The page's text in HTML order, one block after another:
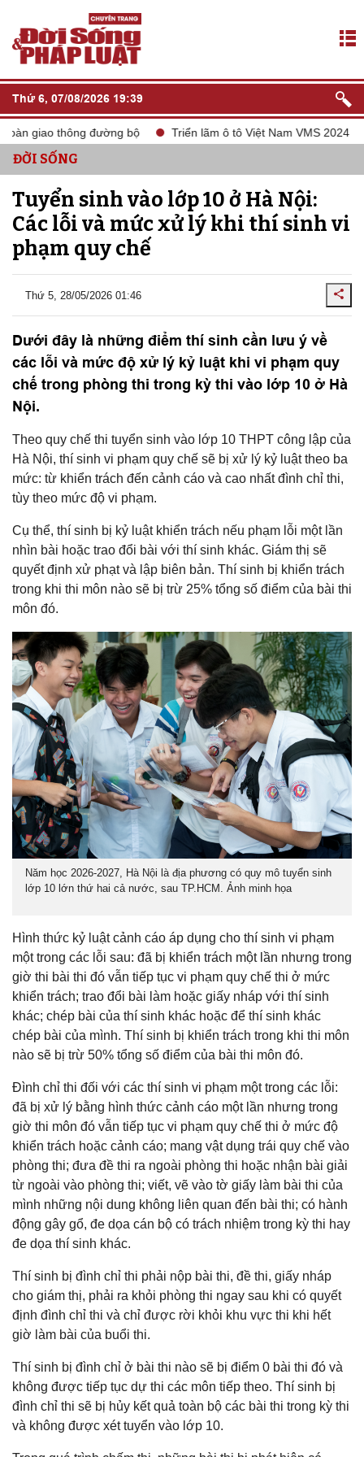
Thứ 6, 07/08/2026 19:39
giao thông đường bộ Triển lãm ô tô Việt Nam VMS 2024
ĐỜI SỐNG
Tuyển sinh vào lớp 10 ở Hà Nội:
Các lỗi và mức xử lý khi thí sinh vi
phạm quy chế
Thứ 5, 28/05/2026 01:46
Dưới đây là những điểm thí sinh cần lưu ý về
các lỗi và mức độ xử lý kỷ luật khi vi phạm quy
chế trong phòng thi trong kỳ thi vào lớp 10 ở Hà
Nội.
Theo quy chế thi tuyển sinh vào lớp 10 THPT công lập của
Hà Nội, thí sinh vi phạm quy chế sẽ bị xử lý kỷ luật theo ba
mức: từ khiển trách đến cảnh cáo và cao nhất đình chỉ thi,
tùy theo mức độ vi phạm.
Cụ thể, thí sinh bị kỷ luật khiển trách nếu phạm lỗi một lần
nhìn bài hoặc trao đổi bài với thí sinh khác. Giám thị sẽ
quyết định xử phạt và lập biên bản. Thí sinh bị khiển trách
trong khi thi môn nào sẽ bị trừ 25% tổng số điểm của bài thi
môn đó.
Năm học 2026-2027, Hà Nội là địa phương có quy mô tuyển sinh
lớp 10 lớn thứ hai cả nước, sau TP.HCM. Ảnh minh họa
Hình thức kỷ luật cảnh cáo áp dụng cho thí sinh vi phạm
một trong các lỗi sau: đã bị khiển trách một lần nhưng trong
giờ thi bài thi đó vẫn tiếp tục vi phạm quy chế thi ở mức
khiển trách; trao đổi bài làm hoặc giấy nháp với thí sinh
khác; chép bài của thí sinh khác hoặc để thí sinh khác
chép bài của mình. Thí sinh bị khiển trách trong khi thi môn
nào sẽ bị trừ 50% tổng số điểm của bài thi môn đó.
Đình chỉ thi đối với các thí sinh vi phạm một trong các lỗi:
đã bị xử lý bằng hình thức cảnh cáo một lần nhưng trong
giờ thi môn đó vẫn tiếp tục vi phạm quy chế thi ở mức độ
khiển trách hoặc cảnh cáo; mang vật dụng trái quy chế vào
phòng thi; đưa đề thi ra ngoài phòng thi hoặc nhận bài giải
từ ngoài vào phòng thi; viết, vẽ vào tờ giấy làm bài thi của
mình những nội dung không liên quan đến bài thi; có hành
động gây gổ, đe dọa cán bộ có trách nhiệm trong kỳ thi hay
đe dọa thí sinh khác.
Thí sinh bị đình chỉ thi phải nộp bài thi, đề thi, giấy nháp
cho giám thị, phải ra khỏi phòng thi ngay sau khi có quyết
định đình chỉ thi và chỉ được rời khỏi khu vực thi khi hết
giờ làm bài của buổi thi.
Thí sinh bị đình chỉ ở bài thi nào sẽ bị điểm 0 bài thi đó và
không được tiếp tục dự thi các môn tiếp theo. Thí sinh bị
đình chỉ thi sẽ bị hủy kết quả toàn bộ các bài thi trong kỳ thi
và không được xét tuyển vào lớp 10.